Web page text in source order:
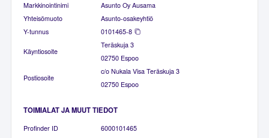
Markkinointinimi
Asunto Oy Ausama
Yhteisömuoto
Asunto-osakeyhtiö
Y-tunnus
0101465-8
Käyntiosoite
Teräskuja 3
02750 Espoo
Postiosoite
c/o Nukala Visa Teräskuja 3
02750 Espoo
TOIMIALAT JA MUUT TIEDOT
Profinder ID
6000101465